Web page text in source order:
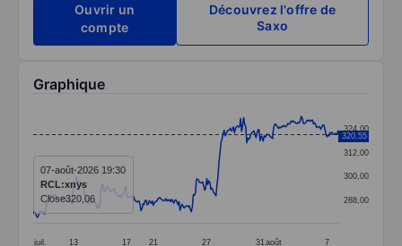
Ouvrir un
compte
Découvrez l'offre de
Saxo
Graphique
Line chart with 299 data points.
The chart has 1 X axis displaying categories.
The chart has 1 Y axis displaying values. Data
juil. 13 17 21 27 31 août 7
288,00
300,00
312,00
324,00
320,55
07-août-2026 19:30
RCL:xnys
Close320,06